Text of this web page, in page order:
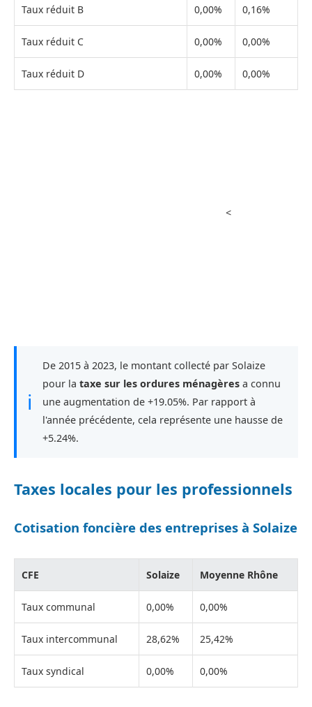
Taux réduit B 0,00% 0,16%
Taux réduit C 0,00% 0,00%
Taux réduit D 0,00% 0,00%
<
ℹ
De 2015 à 2023, le montant collecté par Solaize
pour la taxe sur les ordures ménagères a connu
une augmentation de +19.05%. Par rapport à
l'année précédente, cela représente une hausse de
+5.24%.
Taxes locales pour les professionnels
Cotisation foncière des entreprises à Solaize
CFE Solaize Moyenne Rhône
Taux communal 0,00% 0,00%
Taux intercommunal 28,62% 25,42%
Taux syndical 0,00% 0,00%